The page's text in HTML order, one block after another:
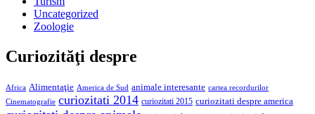
Uncategorized
Zoologie
Curiozităţi despre
Africa Alimentaţie America de Sud animale interesante cartea recordurilor
Cinematografie curiozitati 2014 curiozitati 2015 curiozitati despre america